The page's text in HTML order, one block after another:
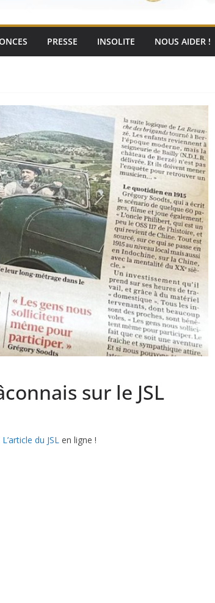
PRESSE INSOLITE NOUS AIDER !
sur le JSL
L’article du JSL en ligne !